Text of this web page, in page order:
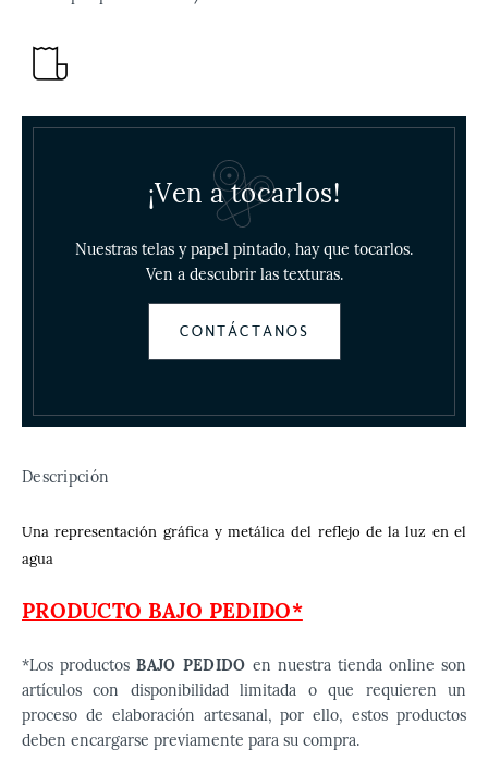
¡Ven a tocarlos!
Nuestras telas y papel pintado, hay que tocarlos.
Ven a descubrir las texturas.
CONTÁCTANOS
Descripción
Una representación gráfica y metálica del reflejo de la luz en el
agua
PRODUCTO BAJO PEDIDO*
*Los productosBAJO PEDIDO en nuestra tienda online son
artículos con disponibilidad limitada o que requieren un
proceso de elaboración artesanal, por ello, estos productos
deben encargarse previamente para su compra.